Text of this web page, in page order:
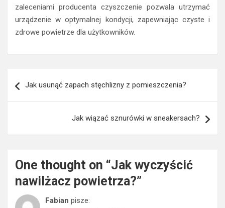
zaleceniami producenta czyszczenie pozwala utrzymać
urządzenie w optymalnej kondycji, zapewniając czyste i
zdrowe powietrze dla użytkowników.
wpisu
Jak usunąć zapach stęchlizny z pomieszczenia?
Jak wiązać sznurówki w sneakersach?
One thought on “Jak wyczyścić
nawilżacz powietrza?”
Fabian pisze: